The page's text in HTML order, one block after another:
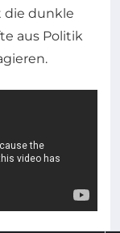
die dunkle
aus Politik